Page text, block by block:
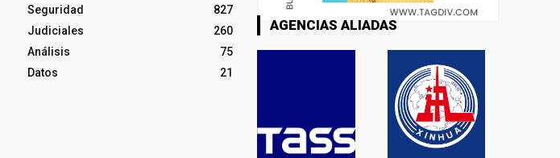
Seguridad
827
Judiciales
260
Análisis
75
Datos
21
AGENCIAS ALIADAS